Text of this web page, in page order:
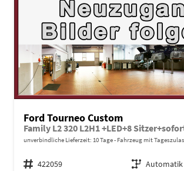
Ford Tourneo Custom
Family L2 320 L2H1 +LED+8
unverbindliche Lieferzeit: 10 Tage Fahrzeug mit
Fahrzeugnr. 422059 Getriebe Automatik